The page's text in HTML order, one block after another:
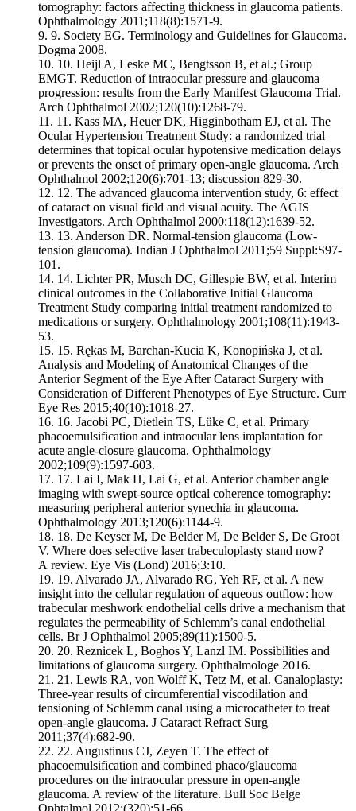
tomography: factors affecting thickness in glaucoma patients.
Ophthalmology 2011;118(8):1571-9.
9. Society EG. Terminology and Guidelines for Glaucoma.
Dogma 2008.
10. Heijl A, Leske MC, Bengtsson B, et al.; Group
EMGT. Reduction of intraocular pressure and glaucoma
progression: results from the Early Manifest Glaucoma Trial.
Arch Ophthalmol 2002;120(10):1268-79.
11. Kass MA, Heuer DK, Higginbotham EJ, et al. The
Ocular Hypertension Treatment Study: a randomized trial
determines that topical ocular hypotensive medication delays
or prevents the onset of primary open-angle glaucoma. Arch
Ophthalmol 2002;120(6):701-13; discussion 829-30.
12. The advanced glaucoma intervention study, 6: effect
of cataract on visual field and visual acuity. The AGIS
Investigators. Arch Ophthalmol 2000;118(12):1639-52.
13. Anderson DR. Normal-tension glaucoma (Low-
tension glaucoma). Indian J Ophthalmol 2011;59 Suppl:S97-
101.
14. Lichter PR, Musch DC, Gillespie BW, et al. Interim
clinical outcomes in the Collaborative Initial Glaucoma
Treatment Study comparing initial treatment randomized to
medications or surgery. Ophthalmology 2001;108(11):1943-
53.
15. Rękas M, Barchan-Kucia K, Konopińska J, et al.
Analysis and Modeling of Anatomical Changes of the
Anterior Segment of the Eye After Cataract Surgery with
Consideration of Different Phenotypes of Eye Structure. Curr
Eye Res 2015;40(10):1018-27.
16. Jacobi PC, Dietlein TS, Lüke C, et al. Primary
phacoemulsification and intraocular lens implantation for
acute angle-closure glaucoma. Ophthalmology
2002;109(9):1597-603.
17. Lai I, Mak H, Lai G, et al. Anterior chamber angle
imaging with swept-source optical coherence tomography:
measuring peripheral anterior synechia in glaucoma.
Ophthalmology 2013;120(6):1144-9.
18. De Keyser M, De Belder M, De Belder S, De Groot
V. Where does selective laser trabeculoplasty stand now?
A review. Eye Vis (Lond) 2016;3:10.
19. Alvarado JA, Alvarado RG, Yeh RF, et al. A new
insight into the cellular regulation of aqueous outflow: how
trabecular meshwork endothelial cells drive a mechanism that
regulates the permeability of Schlemm’s canal endothelial
cells. Br J Ophthalmol 2005;89(11):1500-5.
20. Reznicek L, Boghos Y, Lanzl IM. Possibilities and
limitations of glaucoma surgery. Ophthalmologe 2016.
21. Lewis RA, von Wolff K, Tetz M, et al. Canaloplasty:
Three-year results of circumferential viscodilation and
tensioning of Schlemm canal using a microcatheter to treat
open-angle glaucoma. J Cataract Refract Surg
2011;37(4):682-90.
22. Augustinus CJ, Zeyen T. The effect of
phacoemulsification and combined phaco/glaucoma
procedures on the intraocular pressure in open-angle
glaucoma. A review of the literature. Bull Soc Belge
Ophtalmol 2012;(320):51-66.